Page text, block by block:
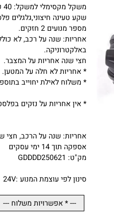
מהירות אחורה: 4 קמ''ש.
משקל מקסימלי למשקל: 40 ק''ג.
שקע טעינה חיצוני,גלגלים
מספר מנועים 2 חזקים.
אחריות: שנה על רכב, לא כולל
באלקטרוניקה.
חצי שנה אחריות על המצבר.
* משלוח לאילת יחוייב בתוספת 100 ש"ח.
אחריות: שנה על הרכב, חצי שנה
אספקה תוך 14 ימי עסקים
מק"ט: GDDDD250621
סינון לפי עוצמת המנוע :24V